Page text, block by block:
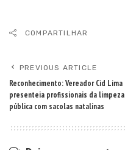
COMPARTILHAR
PREVIOUS ARTICLE
Reconhecimento: Vereador Cid Lima
presenteia profissionais da limpeza
pública com sacolas natalinas